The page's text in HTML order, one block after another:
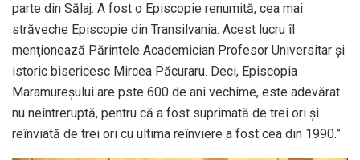
parte din Sălaj. A fost o Episcopie renumită, cea mai
străveche Episcopie din Transilvania. Acest lucru îl
menţionează Părintele Academician Profesor Universitar şi
istoric bisericesc Mircea Păcuraru. Deci, Episcopia
Maramureşului are pste 600 de ani vechime, este adevărat
nu neîntreruptă, pentru că a fost suprimată de trei ori şi
reînviată de trei ori cu ultima reînviere a fost cea din 1990.”